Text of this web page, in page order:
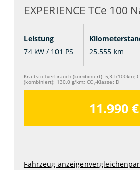
EXPERIENCE TCe 100
Leistung
74 kW / 101 PS
25.555 km
Kraftstoffverbrauch (kombiniert): 5,3 l/100km;
(kombiniert): 130.0 g/km; CO2-Klasse: D
11.990 €
Fahrzeug anzeigenvergleichen